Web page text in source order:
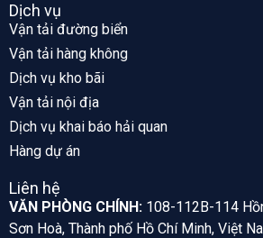
Dịch vụ
Vận tải đường biển
Vận tải hàng không
Dịch vụ kho bãi
Vận tải nội địa
Dịch vụ khai báo hải quan
Hàng dự án
Liên hệ
VĂN PHÒNG CHÍNH: 108-112B-114
Sơn Hoà, Thành phố Hồ Chí Minh, Việt